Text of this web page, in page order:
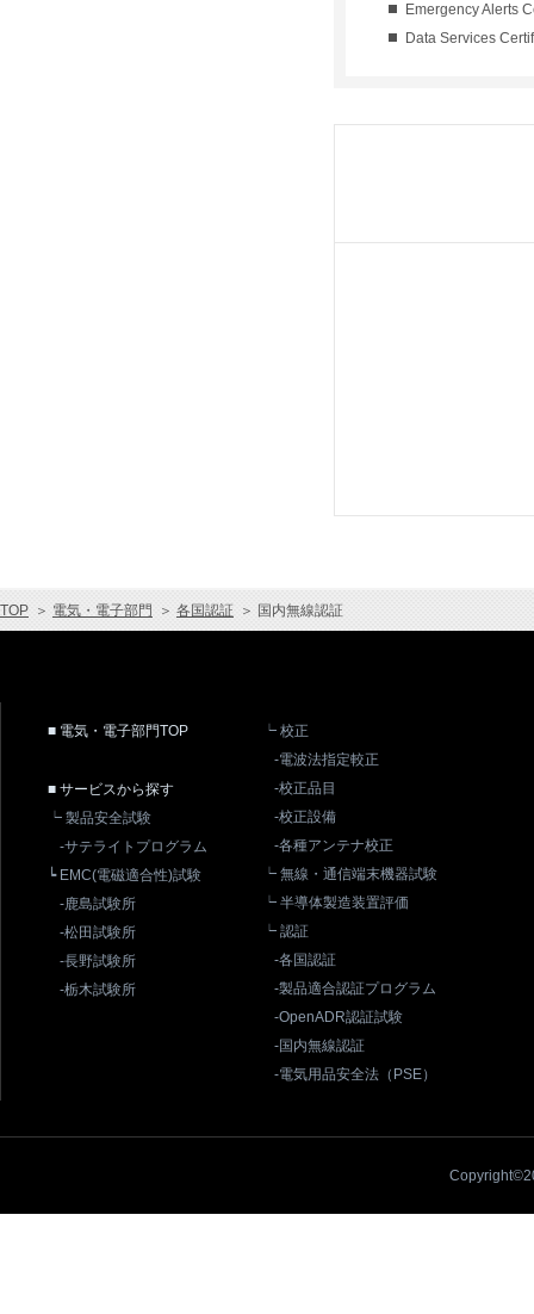
Emergency Alerts
Data Services
TOP ＞ 電気・電子部門 ＞ 各国認証 ＞ 国内無線認証
■ 電気・電子部門TOP
■ サービスから探す
┕ 製品安全試験
-サテライトプログラム
┕ EMC(電磁適合性)試験
-鹿島試験所
-松田試験所
-長野試験所
-栃木試験所
┕ 校正
-電波法指定較正
-校正品目
-校正設備
-各種アンテナ校正
┕ 無線・通信端末機器試験
┕ 半導体製造装置評価
┕ 認証
-各国認証
-製品適合認証プログラム
-OpenADR認証試験
-国内無線認証
-電気用品安全法（PSE）